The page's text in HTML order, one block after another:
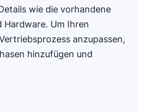
wie die vorhandene
Hardware. Um Ihren
anzupassen,
hinzufügen und